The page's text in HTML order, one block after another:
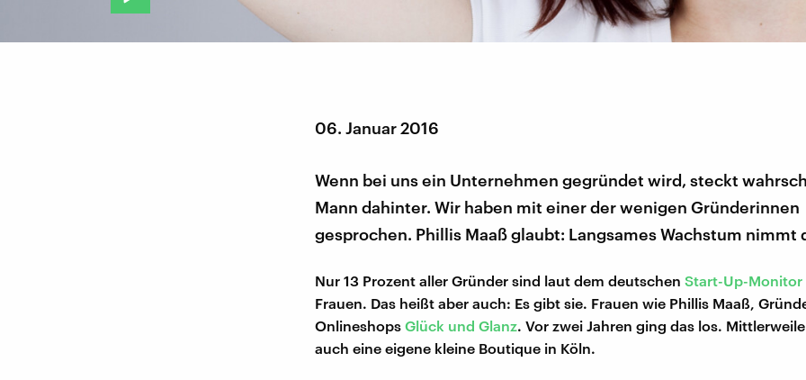
06. Januar 2016
Wenn bei uns ein Unternehmen gegründet wird, steckt
Mann dahinter. Wir haben mit einer der wenigen Gründerinnen
gesprochen. Phillis Maaß glaubt: Langsames Wachstum nimmt
Nur 13 Prozent aller Gründer sind laut dem deutschen Start-Up-Monitor
Frauen. Das heißt aber auch: Es gibt sie. Frauen wie Phillis Maaß,
Onlineshops Glück und Glanz. Vor zwei Jahren ging das los.
auch eine eigene kleine Boutique in Köln.